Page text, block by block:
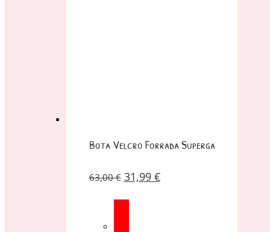
Bota Velcro Forrada Superga
63,00€ 31,99 €